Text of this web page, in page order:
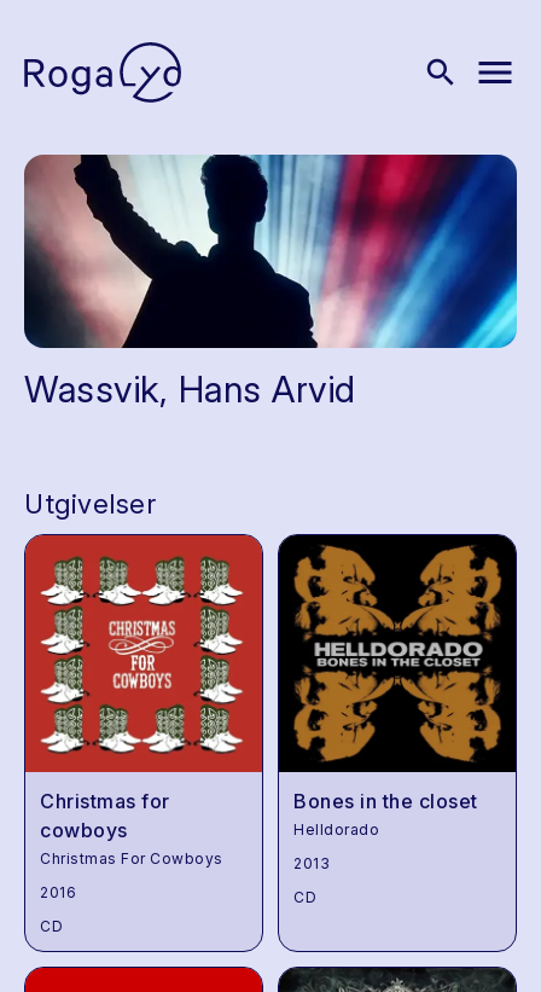
search menu
Wassvik, Hans Arvid
Utgivelser
Christmas for
cowboys
Christmas For Cowboys
2016
CD
Bones in the closet
Helldorado
2013
CD